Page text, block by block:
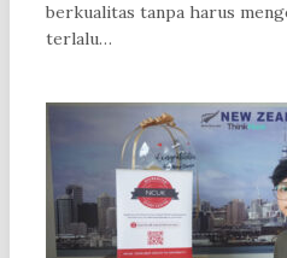
berkualitas tanpa harus
terlalu…